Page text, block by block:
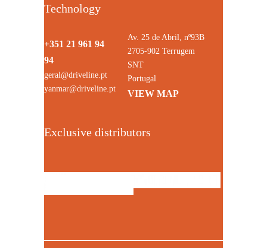
Technology
+351 21 961 94
94
geral@driveline.pt
yanmar@driveline.pt
Av. 25 de Abril, nº93B
2705-902 Terrugem
SNT
Portugal
VIEW MAP
Exclusive distributors